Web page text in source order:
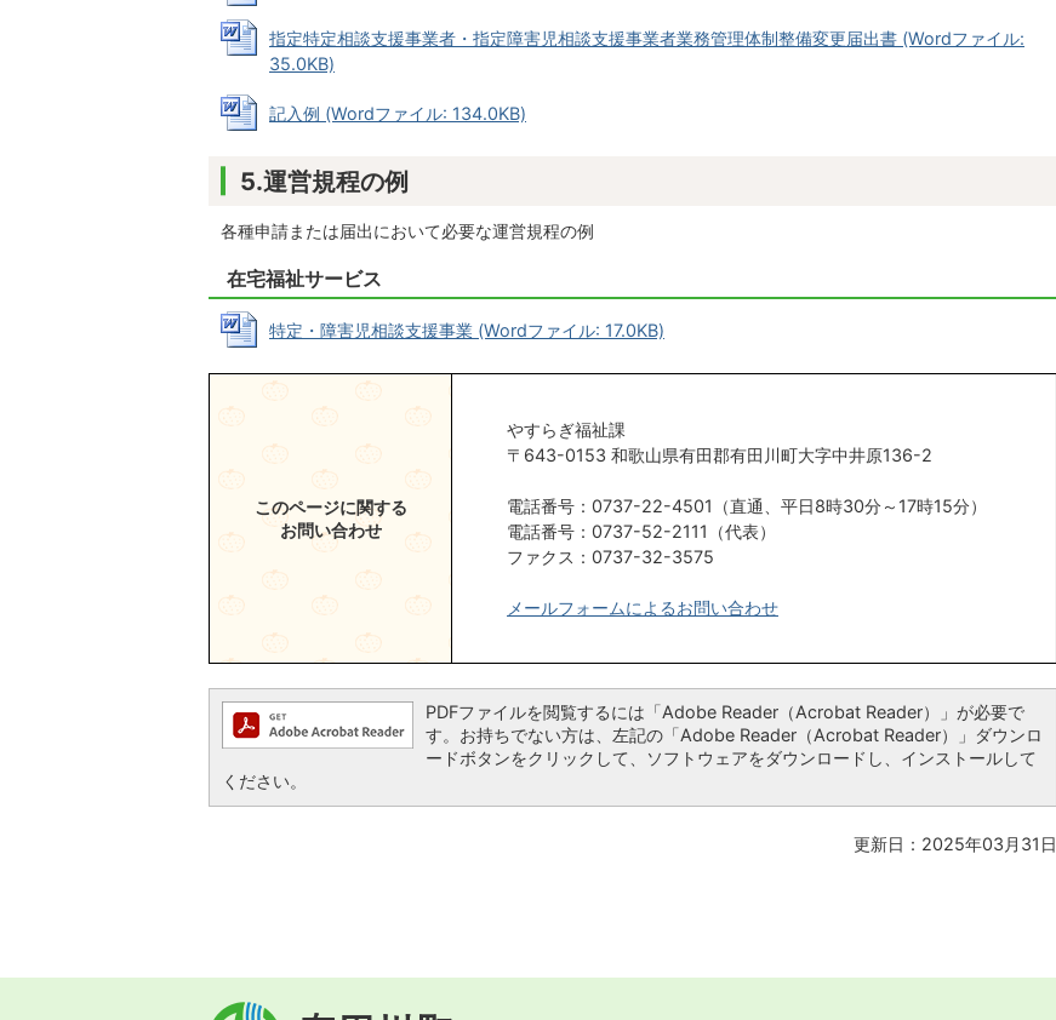
指定特定相談支援事業者・指定障害児相談支援事業者業務管理体制整備変更届出書 (Wordファイル:
35.0KB)
記入例 (Wordファイル: 134.0KB)
5.運営規程の例
各種申請または届出において必要な運営規程の例
在宅福祉サービス
特定・障害児相談支援事業 (Wordファイル: 17.0KB)
このページに関する
お問い合わせ
やすらぎ福祉課
〒643-0153 和歌山県有田郡有田川町大字中井原136-2
電話番号：0737-22-4501（直通、平日8時30分～17時15分）
電話番号：0737-52-2111（代表）
ファクス：0737-32-3575
メールフォームによるお問い合わせ
PDFファイルを閲覧するには「Adobe Reader（Acrobat Reader）」が必要で
す。お持ちでない方は、左記の「Adobe Reader（Acrobat Reader）」ダウンロ
ードボタンをクリックして、ソフトウェアをダウンロードし、インストールして
ください。
更新日：2025年03月31日
有